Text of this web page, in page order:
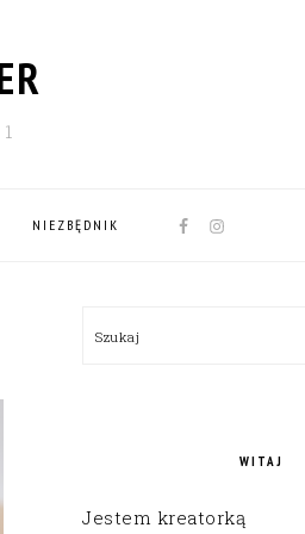
NIEZBĘDNIK
NAV
SIDEBAR
Szukaj
WITAJ
Jestem kreatorką